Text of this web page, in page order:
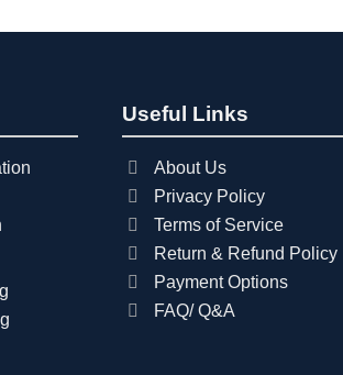
Useful Links
About Us
Privacy Policy
Terms of Service
Return & Refund Policy
Payment Options
FAQ/ Q&A